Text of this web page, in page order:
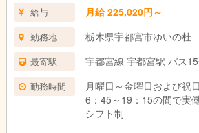
給与 月給 225,020円～
勤務地 栃木県宇都宮市ゆいの杜
最寄駅 宇都宮線 宇都宮駅 バス
勤務時間
月曜日～金曜日および祝日
6：45～19：15の間で実
シフト制